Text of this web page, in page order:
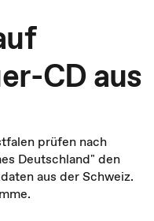
CD aus
prüfen nach
Deutschland" den
aus der Schweiz.